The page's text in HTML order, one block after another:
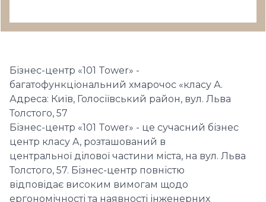
Бізнес-центр «101 Tower» -
багатофункціональний хмарочос «класу А.
Адреса: Київ, Голосіївський район, вул. Льва
Толстого, 57
Бізнес-центр «101 Tower» - це сучасний бізнес
центр класу A, розташований в
центральної ділової частини міста, на вул. Льва
Толстого, 57. Бізнес-центр повністю
відповідає високим вимогам щодо
ергономічності та наявності інженерних